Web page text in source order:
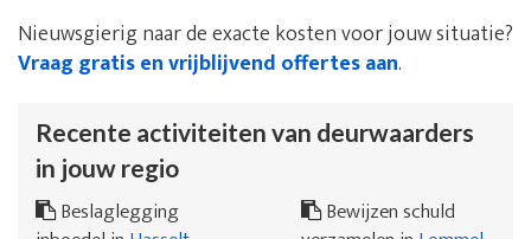
Nieuwsgierig naar de exacte kosten voor jouw situatie?
Vraag gratis en vrijblijvend offertes aan.
Recente activiteiten van deurwaarders
in jouw regio
Beslaglegging
Bewijzen schuld